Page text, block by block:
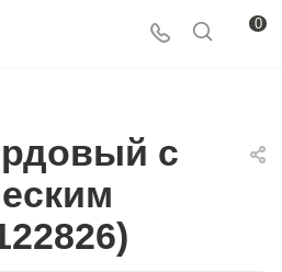
0
с